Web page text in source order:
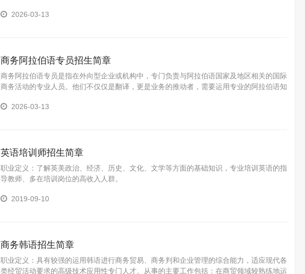
订单跟进、供应链管理、售后服务等全流程中。
2026-03-13
商务阿拉伯语专员招生简章
商务阿拉伯语专员是指在外向型企业或机构中，专门负责与阿拉伯语国家及地区相关的国际
商务活动的专业人员。他们不仅仅是翻译，更是业务的推动者，需要运用专业的阿拉伯语知
2026-03-13
英语培训师招生简章
职业定义：了解英美政治、经济、历史、文化、文学等方面的基础知识，专业培训英语的指
导教师、多在培训岗位的高收入人群。
2019-09-10
商务韩语招生简章
职业定义：具有较强的运用韩语进行商务贸易、商务判和企业管理的综合能力，适应现代各
类经贸活动要求的高级技术应用性专门人才。从事的主要工作包括：在商贸领域较熟练地运